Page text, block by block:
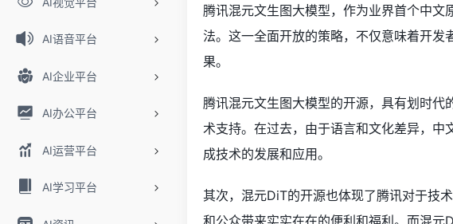
AI语音平台
AI企业平台
AI办公平台
AI运营平台
AI学习平台
腾讯混元文生图大模型，作为业界首个中
法。这一全面开放的策略，不仅意味着开
果。
腾讯混元文生图大模型的开源，具有划时
术支持。在过去，由于语言和文化差异，
成技术的发展和应用。
其次，混元DiT的开源也体现了腾讯对于技
和公众带来实实在在的便利和福利。而混元